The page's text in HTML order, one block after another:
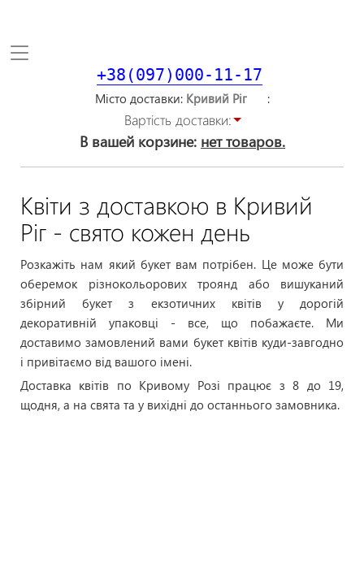
Toggle
+38(097)000-11-17
Місто доставки
Вартiсть доставки:
В вашей корзине: нет товаров.
Квіти з доставкою в Кривий
Ріг - свято кожен день
Розкажіть нам який букет вам потрібен. Це може бути
оберемок різнокольорових троянд або вишуканий
збірний букет з екзотичних квітів у дорогій
декоративній упаковці - все, що побажаєте. Ми
доставимо замовлений вами букет квітів куди-завгодно
і привітаємо від вашого імені.
Доставка квітів по Кривому Розі працює з 8 до 19,
щодня, а на свята та у вихідні до останнього замовника.